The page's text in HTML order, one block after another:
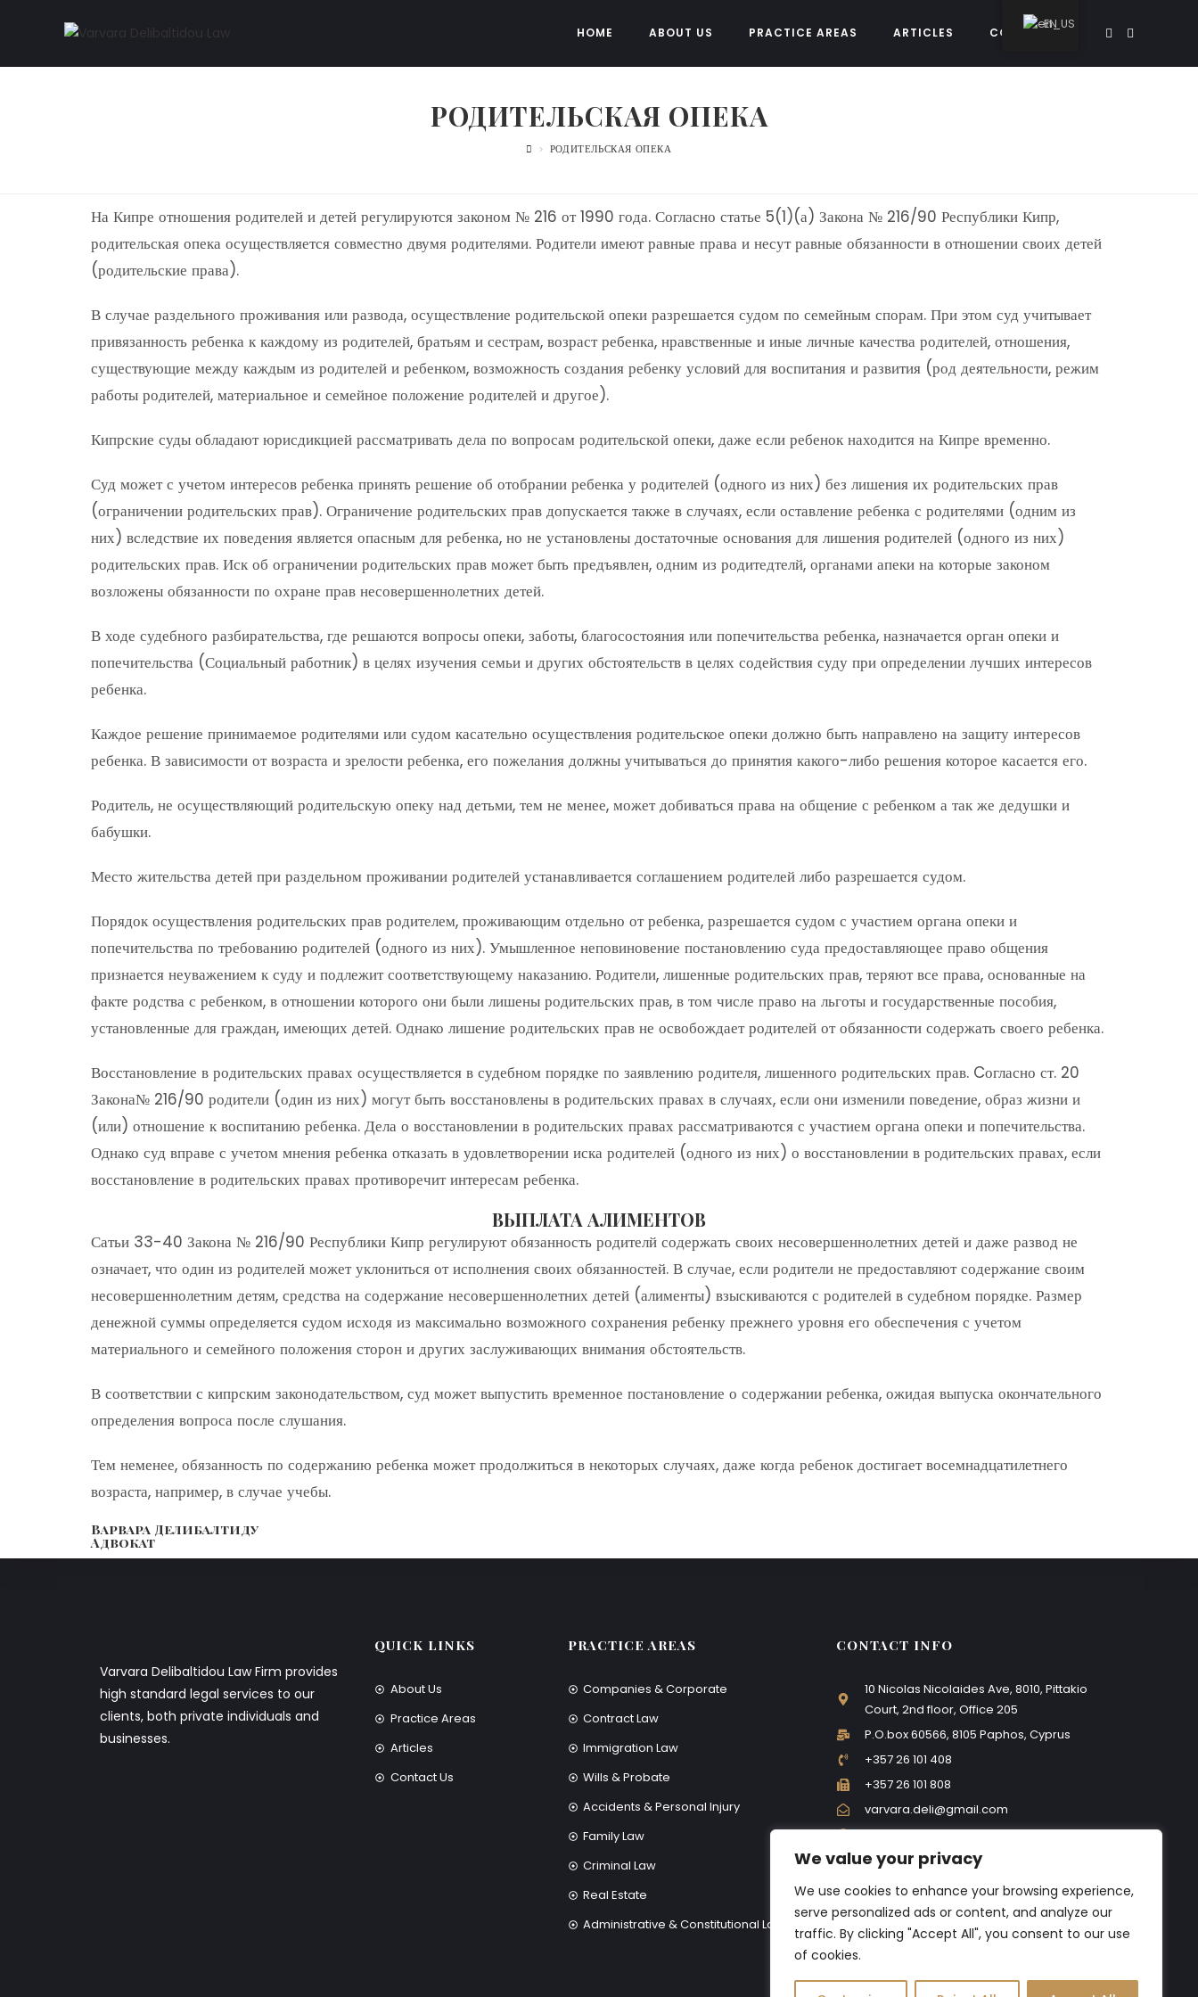
We value your privacy
We use cookies to enhance your browsing experience,
serve personalized ads or content, and analyze our
traffic. By clicking "Accept All", you consent to our use
of cookies.
HOME ABOUT US PRACTICE AREAS ARTICLES CONTACT US
РОДИТЕЛЬСКАЯ ОПЕКА
> РОДИТЕЛЬСКАЯ ОПЕКА
На Кипре отношения родителей и детей регулируются законом № 216 от 1990 года. Согласно статье 5(1)(а) Закона № 216/90 Республики Кипр,
родительская опека осуществляется совместно двумя родителями. Родители имеют равные права и несут равные обязанности в отношении своих детей
(родительские права).
В случае раздельного проживания или развода, осуществление родительской опеки разрешается судом по семейным спорам. При этом суд учитывает
привязанность ребенка к каждому из родителей, братьям и сестрам, возраст ребенка, нравственные и иные личные качества родителей, отношения,
существующие между каждым из родителей и ребенком, возможность создания ребенку условий для воспитания и развития (род деятельности, режим
работы родителей, материальное и семейное положение родителей и другое).
Кипрские суды обладают юрисдикцией рассматривать дела по вопросам родительской опеки, даже если ребенок находится на Кипре временно.
Суд может с учетом интересов ребенка принять решение об отобрании ребенка у родителей (одного из них) без лишения их родительских прав
(ограничении родительских прав). Ограничение родительских прав допускается также в случаях, если оставление ребенка с родителями (одним из
них) вследствие их поведения является опасным для ребенка, но не установлены достаточные основания для лишения родителей (одного из них)
родительских прав. Иск об ограничении родительских прав может быть предъявлен, одним из родитедтелй, органами апеки на которые законом
возложены обязанности по охране прав несовершеннолетних детей.
В ходе судебного разбирательства, где решаются вопросы опеки, заботы, благосостояния или попечительства ребенка, назначается орган опеки и
попечительства (Социальный работник) в целях изучения семьи и других обстоятельств в целях содействия суду при определении лучших интересов
ребенка.
Каждое решение принимаемое родителями или судом касательно осуществления родительское опеки должно быть направлено на защиту интересов
ребенка. В зависимости от возраста и зрелости ребенка, его пожелания должны учитываться до принятия какого-либо решения которое касается его.
Родитель, не осуществляющий родительскую опеку над детьми, тем не менее, может добиваться права на общение с ребенком а так же дедушки и
бабушки.
Место жительства детей при раздельном проживании родителей устанавливается соглашением родителей либо разрешается судом.
Порядок осуществления родительских прав родителем, проживающим отдельно от ребенка, разрешается судом с участием органа опеки и
попечительства по требованию родителей (одного из них). Умышленное неповиновение постановлению суда предоставляющее право общения
признается неуважением к суду и подлежит соответствующему наказанию. Родители, лишенные родительских прав, теряют все права, основанные на
факте родства с ребенком, в отношении которого они были лишены родительских прав, в том числе право на льготы и государственные пособия,
установленные для граждан, имеющих детей. Однако лишение родительских прав не освобождает родителей от обязанности содержать своего ребенка.
Восстановление в родительских правах осуществляется в судебном порядке по заявлению родителя, лишенного родительских прав. Cогласно ст. 20
Закона№ 216/90 родители (один из них) могут быть восстановлены в родительских правах в случаях, если они изменили поведение, образ жизни и
(или) отношение к воспитанию ребенка. Дела о восстановлении в родительских правах рассматриваются с участием органа опеки и попечительства.
Однако суд вправе с учетом мнения ребенка отказать в удовлетворении иска родителей (одного из них) о восстановлении в родительских правах, если
восстановление в родительских правах противоречит интересам ребенка.
ВЫПЛАТА АЛИМЕНТОВ
Сатьи 33-40 Закона № 216/90 Республики Кипр регулируют обязанность родителй содержать своих несовершеннолетних детей и даже развод не
означает, что один из родителей может уклониться от исполнения своих обязанностей. В случае, если родители не предоставляют содержание своим
несовершеннолетним детям, средства на содержание несовершеннолетних детей (алименты) взыскиваются с родителей в судебном порядке. Размер
денежной суммы определяется судом исходя из максимально возможного сохранения ребенку прежнего уровня его обеспечения с учетом
материального и семейного положения сторон и других заслуживающих внимания обстоятельств.
В соответствии с кипрским законодательством, суд может выпустить временное постановление о содержании ребенка, ожидая выпуска окончательного
определения вопроса после слушания.
Тем неменее, обязанность по содержанию ребенка может продолжиться в некоторых случаях, даже когда ребенок достигает восемнадцатилетнего
возраста, например, в случае учебы.
Варвара Делибалтиду
Адвокат
Varvara Delibaltidou Law Firm provides
high standard legal services to our
clients, both private individuals and
businesses.
QUICK LINKS
About Us
Practice Areas
Articles
Contact Us
PRACTICE AREAS
Companies & Corporate
Contract Law
Immigration Law
Wills & Probate
Accidents & Personal Injury
Family Law
Criminal Law
Real Estate
Administrative & Constitutional Law
CONTACT INFO
10 Nicolas Nicolaides Ave, 8010, Pittakio
Court, 2nd floor, Office 205
P.O.box 60566, 8105 Paphos, Cyprus
+357 26 101 408
+357 26 101 808
varvara.deli@gmail.com
Mon - Fri: 8:00 - 18:00
FOLLOW US
EN